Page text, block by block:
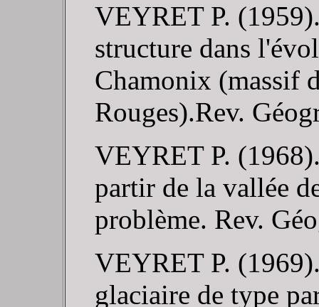
VEYRET P.
structure dans
Chamonix (massif
Rouges).Rev.
VEYRET P.
partir de la vallée
problème. Rev.
VEYRET P.
glaciaire de type